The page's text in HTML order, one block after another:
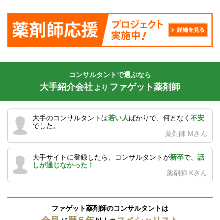
コンサルタントで選ぶなら
大手紹介会社 より ファゲット薬剤師
大手のコンサルタントは若い人ばかりで、何となく 不安
でした。
薬剤師 Mさん
大手サイトに登録したら、コンサルタントが新卒で、 話
しが通じなかった！
薬剤師 Kさん
ファゲット薬剤師のコンサルタントは